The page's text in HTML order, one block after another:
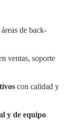
de back-
ventas, soporte
con calidad y
y de equipo